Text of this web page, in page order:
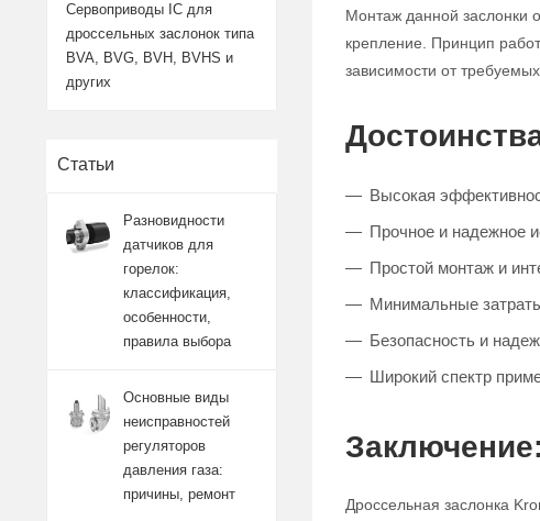
Монтаж данной заслонки
крепление. Принцип
зависимости от
Высокая
Прочное и надежное
Простой монтаж и
Минимальные
Безопасность и
Широкий спектр
Заключение:
Дроссельная заслонка
Сервоприводы IC для
дроссельных заслонок типа
BVA, BVG, BVH, BVHS и
других
Статьи
Разновидности
датчиков для
горелок:
классификация,
особенности,
правила выбора
Основные виды
неисправностей
регуляторов
давления газа:
причины, ремонт